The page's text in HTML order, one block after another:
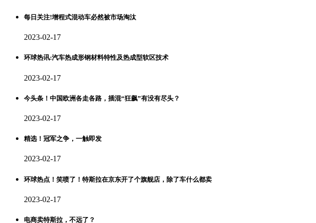
每日关注!增程式混动车必然被市场淘汰
2023-02-17
环球热讯:汽车热成形钢材料特性及热成型软区技术
2023-02-17
今头条！中国欧洲各走各路，插混“狂飙”有没有尽头？
2023-02-17
精选！冠军之争，一触即发
2023-02-17
环球热点！笑喷了！特斯拉在京东开了个旗舰店，除了车什么都卖
2023-02-17
电商卖特斯拉，不远了？